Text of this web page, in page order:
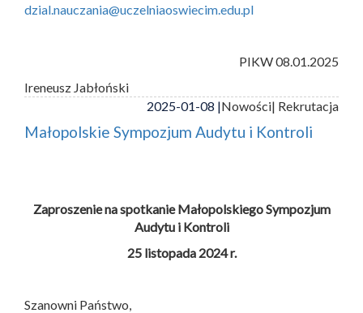
dzial.nauczania@uczelniaoswiecim.edu.pl
PIKW 08.01.2025
Ireneusz Jabłoński
2025-01-08 |Nowości| Rekrutacja
Małopolskie Sympozjum Audytu i Kontroli
Zaproszenie na spotkanie Małopolskiego Sympozjum
Audytu i Kontroli
25 listopada 2024 r.
Szanowni Państwo,